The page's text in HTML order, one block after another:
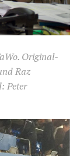
Original-
Raz
Peter